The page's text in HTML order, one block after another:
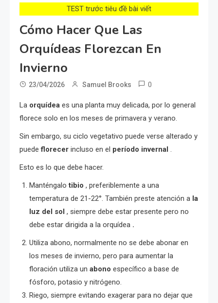
TEST trước tiêu đề bài viết
Cómo Hacer Que Las
Orquídeas Florezcan En
Invierno
23/04/2026 Samuel Brooks 0
La orquídea es una planta muy delicada, por lo general
florece solo en los meses de primavera y verano.
Sin embargo, su ciclo vegetativo puede verse alterado y
puedeflorecer incluso en el período invernal .
Esto es lo que debe hacer.
Manténgalotibio , preferiblemente a una
temperatura de 21-22°. También preste atención a la
luz del sol , siempre debe estar presente pero no
debe estar dirigida a la orquídea .
Utiliza abono, normalmente no se debe abonar en
los meses de invierno, pero para aumentar la
floración utiliza un abono específico a base de
fósforo, potasio y nitrógeno.
Riego, siempre evitando exagerar para no dejar que